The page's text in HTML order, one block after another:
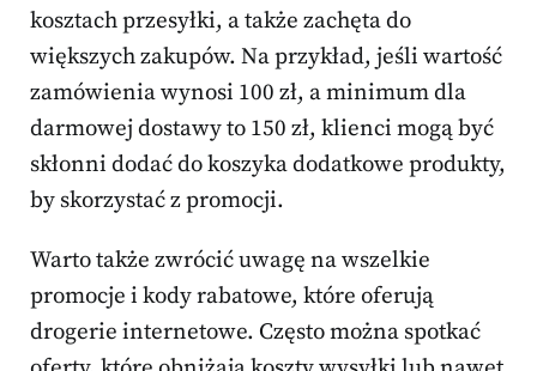
kosztach przesyłki, a także zachęta do
większych zakupów. Na przykład, jeśli wartość
zamówienia wynosi 100 zł, a minimum dla
darmowej dostawy to 150 zł, klienci mogą być
skłonni dodać do koszyka dodatkowe produkty,
by skorzystać z promocji.
Warto także zwrócić uwagę na wszelkie
promocje i kody rabatowe, które oferują
drogerie internetowe. Często można spotkać